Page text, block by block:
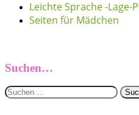
Leichte Sprache -Lage-
Seiten für Mädchen
Suchen…
Suchen
nach: